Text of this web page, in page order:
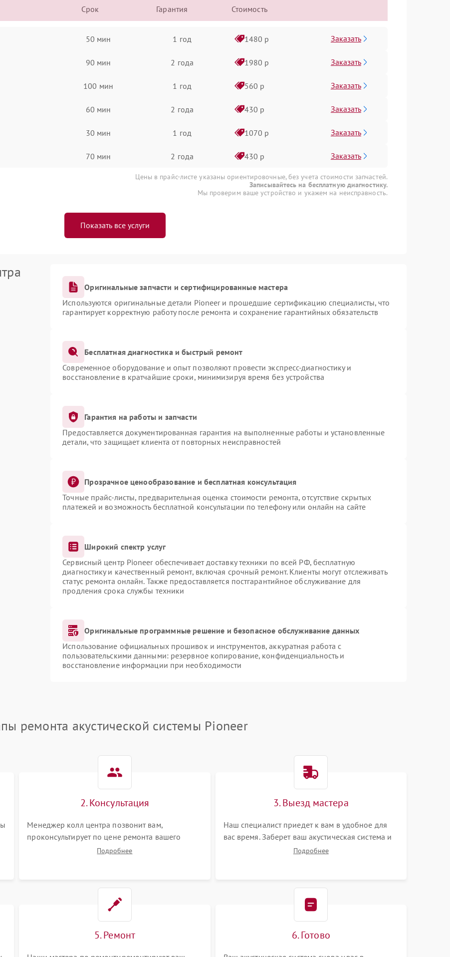
Срок Гарантия Стоимость
50 мин 1 год 1480 р Заказать
90 мин 2 года 1980 р Заказать
100 мин 1 год 560 р Заказать
60 мин 2 года 430 р Заказать
30 мин 1 год 1070 р Заказать
70 мин 2 года 430 р Заказать
Цены в прайс-листе указаны ориентировочные, без учета стоимости запчастей.
Записывайтесь на бесплатную диагностику.
Мы проверим ваше устройство и укажем на неисправность.
Показать все услуги
Оригинальные запчасти и сертифицированные мастера
Используются оригинальные детали Pioneer и прошедшие сертификацию специалисты, что
гарантирует корректную работу после ремонта и сохранение гарантийных обязательств
Бесплатная диагностика и быстрый ремонт
Современное оборудование и опыт позволяют провести экспресс-диагностику и
восстановление в кратчайшие сроки, минимизируя время без устройства
Гарантия на работы и запчасти
Предоставляется документированная гарантия на выполненные работы и установленные
детали, что защищает клиента от повторных неисправностей
Прозрачное ценообразование и бесплатная консультация
Точные прайс-листы, предварительная оценка стоимости ремонта, отсутствие скрытых
платежей и возможность бесплатной консультации по телефону или онлайн на сайте
Широкий спектр услуг
Сервисный центр Pioneer обеспечивает доставку техники по всей РФ, бесплатную
диагностику и качественный ремонт, включая срочный ремонт. Клиенты могут отслеживать
статус ремонта онлайн. Также предоставляется постгарантийное обслуживание для
продления срока службы техники
Оригинальные программные решение и безопасное обслуживание данных
Использование официальных прошивок и инструментов, аккуратная работа с
пользовательскими данными: резервное копирование, конфиденциальность и
восстановление информации при необходимости
ремонта акустической системы Pioneer
2. Консультация
Менеджер колл центра позвонит вам,
проконсультирует по цене ремонта вашего
акустической системы а также ответит на все
Подробнее
3. Выезд мастера
Наш специалист приедет к вам в удобное для
вас время. Заберет ваш акустическая система и
привезет на склад для диагностики.
Подробнее
5. Ремонт 6. Готово